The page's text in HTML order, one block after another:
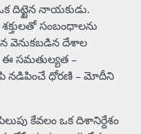
దిట్టైన నాయకుడు.
సంబంధాలను
వెనుకబడిన దేశాల
ఈ సమతుల్యత –
నడిపించే ధోరణి – మోదీని
కేవలం ఒక దిశానిర్దేశం